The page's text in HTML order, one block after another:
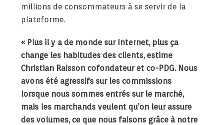
millions de consommateurs à se servir de la
plateforme.
« Plus il y a de monde sur Internet, plus ça
change les habitudes des clients, estime
Christian Raisson cofondateur et co-PDG. Nous
avons été agressifs sur les commissions
lorsque nous sommes entrés sur le marché,
mais les marchands veulent qu’on leur assure
des volumes, ce que nous faisons grâce à notre